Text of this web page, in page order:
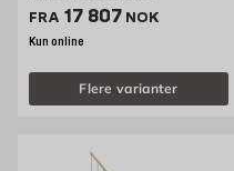
FRA Pris 17807 NOK /stk
17 807 NOK
Kun online
Flere varianter